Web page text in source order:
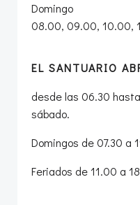
Domingo
08.00, 09.00, 10.00,
EL SANTUARIO
desde las 06.30
sábado.
Domingos de 07.30 a
Feriados de 11.00 a